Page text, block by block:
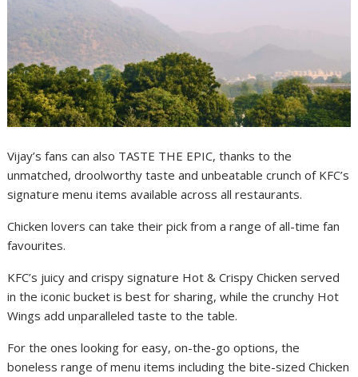
Vijay’s fans can also TASTE THE EPIC, thanks to the
unmatched, droolworthy taste and unbeatable crunch of KFC’s
signature menu items available across all restaurants.
Chicken lovers can take their pick from a range of all-time fan
favourites.
KFC’s juicy and crispy signature Hot & Crispy Chicken served
in the iconic bucket is best for sharing, while the crunchy Hot
Wings add unparalleled taste to the table.
For the ones looking for easy, on-the-go options, the
boneless range of menu items including the bite-sized Chicken